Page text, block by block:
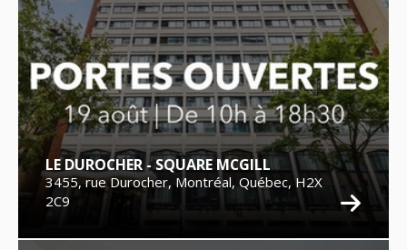
LE DUROCHER - SQUARE MCGILL
3455, rue Durocher, Montréal, Québec, H2X
2C9